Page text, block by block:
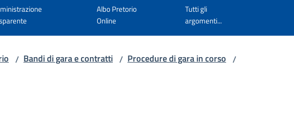
Albo Pretorio
Online
Tutti gli
argomenti...
/ Bandi di gara e contratti / Procedure di gara in corso /